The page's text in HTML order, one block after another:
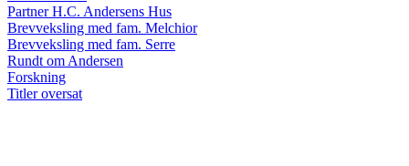
Partner H.C. Andersens Hus
Brevveksling med fam. Melchior
Brevveksling med fam. Serre
Rundt om Andersen
Forskning
Titler oversat